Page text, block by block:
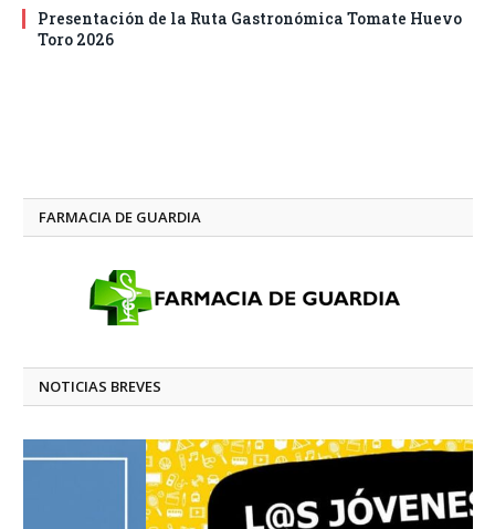
Presentación de la Ruta Gastronómica Tomate Huevo
Toro 2026
FARMACIA DE GUARDIA
NOTICIAS BREVES